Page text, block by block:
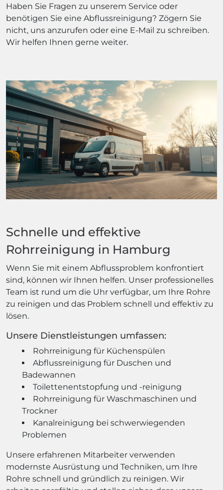
Haben Sie Fragen zu unserem Service oder
benötigen Sie eine Abflussreinigung? Zögern Sie
nicht, uns anzurufen oder eine E-Mail zu schreiben.
Wir helfen Ihnen gerne weiter.
Schnelle und effektive
Rohrreinigung in Hamburg
Wenn Sie mit einem Abflussproblem konfrontiert
sind, können wir Ihnen helfen. Unser professionelles
Team ist rund um die Uhr verfügbar, um Ihre Rohre
zu reinigen und das Problem schnell und effektiv zu
lösen.
Unsere Dienstleistungen umfassen:
Rohrreinigung für Küchenspülen
Abflussreinigung für Duschen und
Badewannen
Toilettenentstopfung und -reinigung
Rohrreinigung für Waschmaschinen und
Trockner
Kanalreinigung bei schwerwiegenden
Problemen
Unsere erfahrenen Mitarbeiter verwenden
modernste Ausrüstung und Techniken, um Ihre
Rohre schnell und gründlich zu reinigen. Wir